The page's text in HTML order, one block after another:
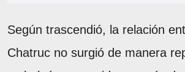
Según trascendió, la relación
Chatruc no surgió de manera